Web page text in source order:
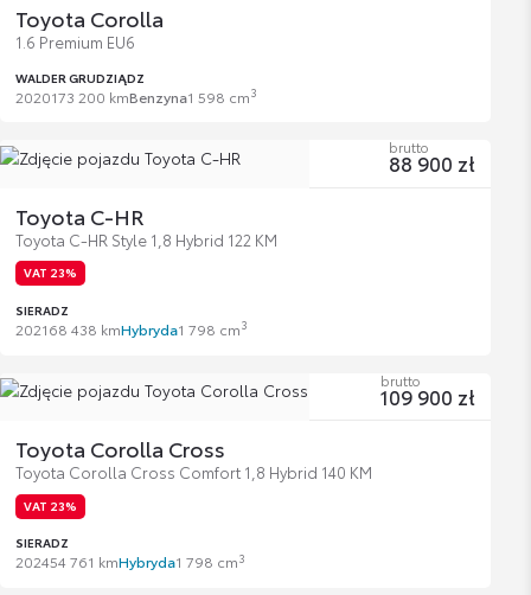
Toyota Corolla
1.6 Premium EU6
WALDER GRUDZIĄDZ
2020173 200 kmBenzyna1 598 cm3
Toyota C-HR
Toyota C-HR Style 1,8 Hybrid 122 KM
VAT 23%
SIERADZ
202168 438 kmHybryda1 798 cm3
brutto
88 900 zł
Toyota Corolla Cross
Toyota Corolla Cross Comfort 1,8 Hybrid 140 KM
VAT 23%
SIERADZ
202454 761 kmHybryda1 798 cm3
brutto
109 900 zł